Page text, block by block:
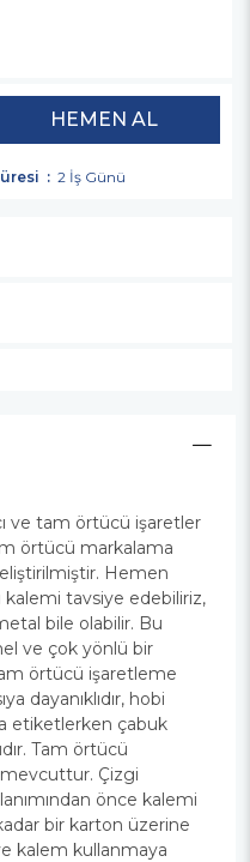
: 2 İş Günü
ve tam örtücü işaretler
örtücü markalama
Hemen
tavsiye edebiliriz,
bile olabilir. Bu
ve çok yönlü bir
örtücü işaretleme
dayanıklıdır, hobi
etiketlerken çabuk
Tam örtücü
Çizgi
önce kalemi
bir karton üzerine
kalem kullanmaya